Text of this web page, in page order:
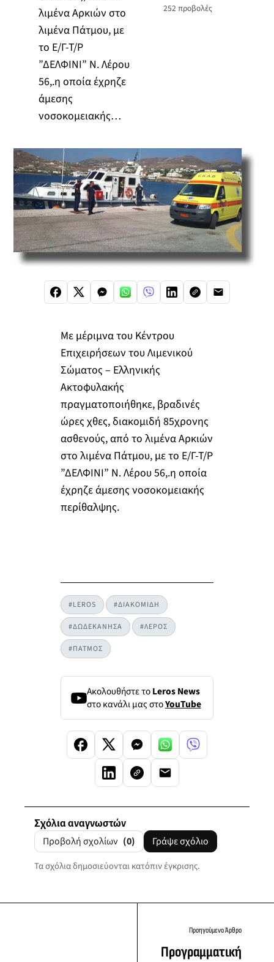
λιμένα Αρκιών στο
λιμένα Πάτμου, με
το Ε/Γ-Τ/Ρ
”ΔΕΛΦΙΝΙ” Ν. Λέρου
56,.η οποία έχρηζε
άμεσης
νοσοκομειακής…
252 προβολές
Με μέριμνα του Κέντρου
Επιχειρήσεων του Λιμενικού
Σώματος – Ελληνικής
Ακτοφυλακής
πραγματοποιήθηκε, βραδινές
ώρες χθες, διακομιδή 85χρονης
ασθενούς, από το λιμένα Αρκιών
στο λιμένα Πάτμου, με το Ε/Γ-Τ/Ρ
”ΔΕΛΦΙΝΙ” Ν. Λέρου 56,.η οποία
έχρηζε άμεσης νοσοκομειακής
περίθαλψης.
#LEROS #ΔΙΑΚΟΜΙΔΗ
#ΔΩΔΕΚΑΝΗΣΑ #ΛΕΡΟΣ
#ΠΑΤΜΟΣ
Ακολουθήστε τοLeros News
στο κανάλι μας στοYouTube
Σχόλια αναγνωστών
Προβολή σχολίων (0) Γράψε σχόλιο
Τα σχόλια δημοσιεύονται κατόπιν έγκρισης.
Προηγούμενο Άρθρο
Προγραμματική